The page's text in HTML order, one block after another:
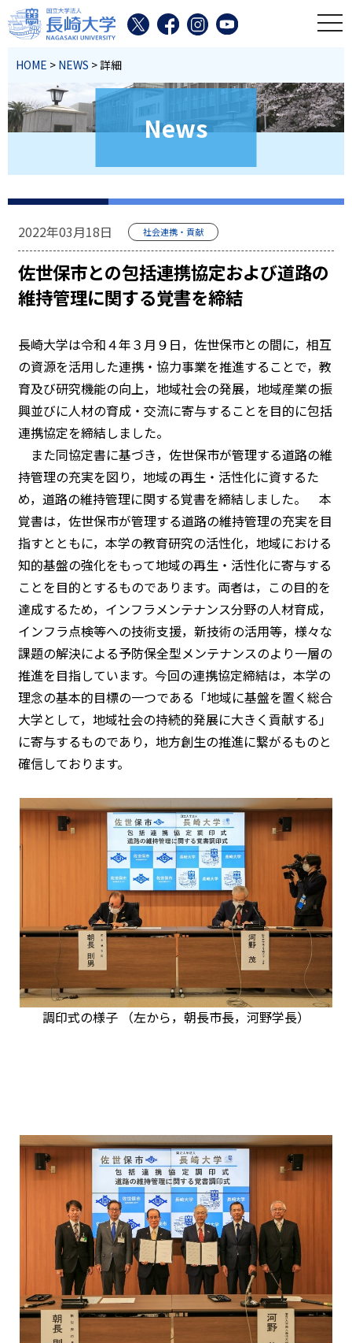
HOME > NEWS > 詳細
News
2022年03月18日 社会連携・貢献
佐世保市との包括連携協定および道路の
維持管理に関する覚書を締結
長崎大学は令和４年３月９日，佐世保市との間に，相互
の資源を活用した連携・協力事業を推進することで，教
育及び研究機能の向上，地域社会の発展，地域産業の振
興並びに人材の育成・交流に寄与することを目的に包括
連携協定を締結しました。
また同協定書に基づき，佐世保市が管理する道路の維
持管理の充実を図り，地域の再生・活性化に資するた
め，道路の維持管理に関する覚書を締結しました。 本
覚書は，佐世保市が管理する道路の維持管理の充実を目
指すとともに，本学の教育研究の活性化，地域における
知的基盤の強化をもって地域の再生・活性化に寄与する
ことを目的とするものであります。両者は，この目的を
達成するため，インフラメンテナンス分野の人材育成，
インフラ点検等への技術支援，新技術の活用等，様々な
課題の解決による予防保全型メンテナンスのより一層の
推進を目指しています。今回の連携協定締結は，本学の
理念の基本的目標の一つである「地域に基盤を置く総合
大学として，地域社会の持続的発展に大きく貢献する」
に寄与するものであり，地方創生の推進に繋がるものと
確信しております。
調印式の様子 （左から，朝長市長，河野学長）